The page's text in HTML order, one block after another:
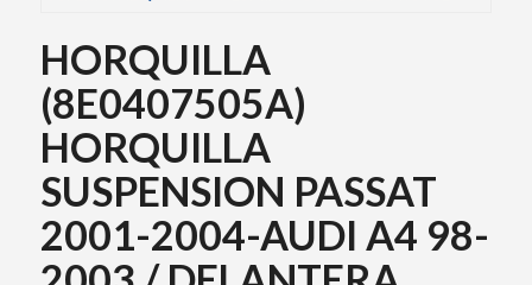
HORQUILLA
(8E0407505A)
HORQUILLA
SUSPENSION PASSAT
2001-2004-AUDI A4 98-